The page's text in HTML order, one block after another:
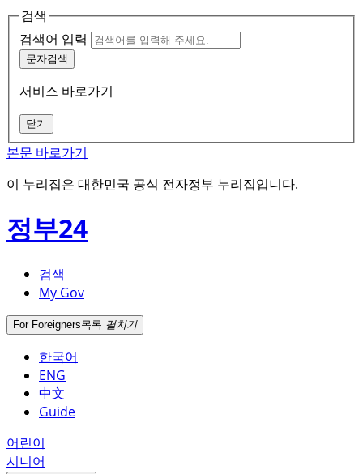
검색
검색어 입력
문자검색
서비스 바로가기
닫기
본문 바로가기
이 누리집은 대한민국 공식 전자정부 누리집입니다.
정부24
검색
My Gov
For Foreigners목록 펼치기
한국어
ENG
中文
Guide
어린이
시니어